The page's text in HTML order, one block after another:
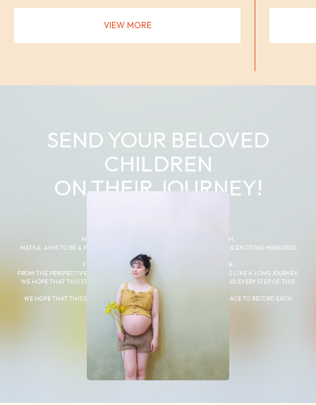
VIEW MORE
SEND YOUR BELOVED
CHILDREN
ON THEIR JOURNEY!
MATKA. IS A “JOURNEY” THROUGH A CHILD’S GROWTH,
MATKA. AIMS TO BE A PLACE WHERE PARENTS AND CHILDREN CAN CREATE EXCITING MEMORIES
TOGETHER.
FROM THE PERSPECTIVE OF A MOTHER AND FATHER,
FROM THE PERSPECTIVE OF A MOTHER AND FATHER, A CHILD’S GROWTH IS LIKE A LONG JOURNEY.
WE HOPE THAT THIS STUDIO WILL SERVE AS A PLACE TO RECORD EACH AND EVERY STEP OF THIS
JOURNEY CALLED LIFE.
WE HOPE THAT THIS STUDIO WILL BE LOVED BY MANY FAMILIES AS A PLACE TO RECORD EACH
STEP OF THE JOURNEY OF LIFE.